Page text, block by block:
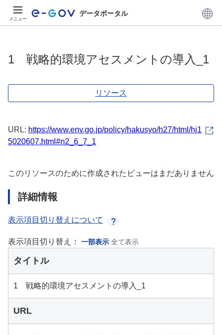
メニュー
データポータル
1 戦略的環境アセスメントの導入_1
リソース
URL: https://www.env.go.jp/policy/hakusyo/h27/html/hj1
5020607.html#n2_6_7_1
このリソースのために作成されたビューはまだありません
詳細情報
表示項目切り替えについて
表示項目切り替え： 一部表示 全て表示
タイトル
1 戦略的環境アセスメントの導入_1
URL